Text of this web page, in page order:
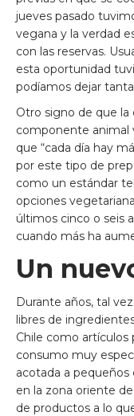
jueves pasado
vegana y la verdad
con las reservas.
esta oportunidad
podíamos dejar
Otro signo de que
componente animal
que “cada día hay
por este tipo de
como un estándar
opciones
últimos cinco o seis
cuando más ha
Un
Durante años, tal
libres de
Chile como
consumo muy
acotada a
en la zona oriente
de productos a lo